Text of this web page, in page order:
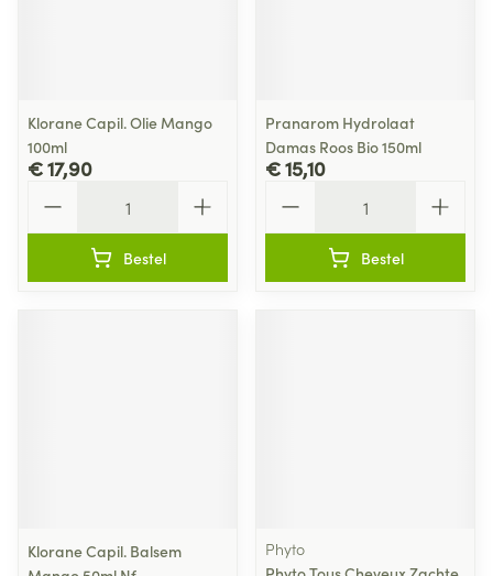
Klorane Capil. Olie Mango
100ml
€ 17,90
Bestel
Pranarom Hydrolaat
Damas Roos Bio 150ml
€ 15,10
Bestel
Klorane Capil. Balsem
Phyto